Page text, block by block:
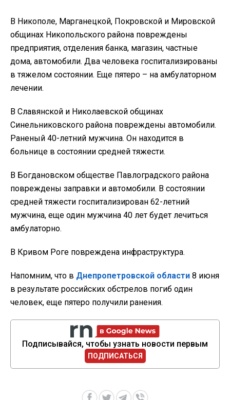
В Никополе, Марганецкой, Покровской и Мировской
общинах Никопольского района повреждены
предприятия, отделения банка, магазин, частные
дома, автомобили. Два человека госпитализированы
в тяжелом состоянии. Еще пятеро – на амбулаторном
лечении.
В Славянской и Николаевской общинах
Синельниковского района повреждены автомобили.
Раненый 40-летний мужчина. Он находится в
больнице в состоянии средней тяжести.
В Богдановском обществе Павлоградского района
повреждены заправки и автомобили. В состоянии
средней тяжести госпитализирован 62-летний
мужчина, еще один мужчина 40 лет будет лечиться
амбулаторно.
В Кривом Роге повреждена инфраструктура.
Напомним, что в Днепропетровской области 8 июня
в результате российских обстрелов погиб один
человек, еще пятеро получили ранения.
Подписывайся, чтобы узнать новости первым
ПОДПИСАТЬСЯ